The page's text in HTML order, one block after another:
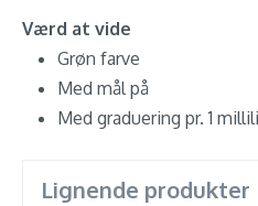
Værd at vide
Grøn farve
Med mål på
Med graduering pr. 1
Lignende produkter